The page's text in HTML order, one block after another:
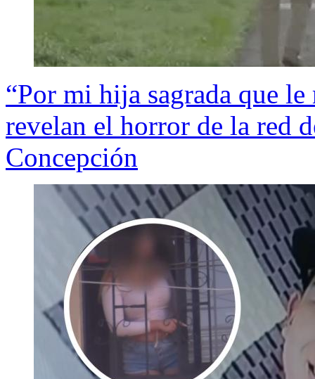
“Por mi hija sagrada que
revelan el horror de la red
Concepción